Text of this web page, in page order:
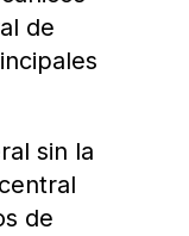
de
sin la
de